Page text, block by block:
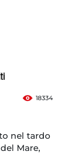
18334
nel tardo
Mare,